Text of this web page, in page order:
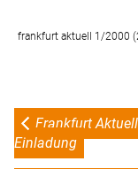
frankfurt aktuell 1/2000
Frankfurt
Einladung